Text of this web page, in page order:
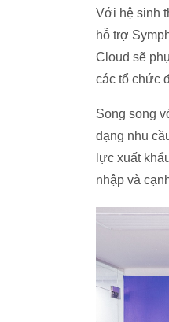
Với hệ sinh
hỗ trợ
Cloud sẽ
các tổ chức
Song song
dạng nhu
lực xuất
nhập và